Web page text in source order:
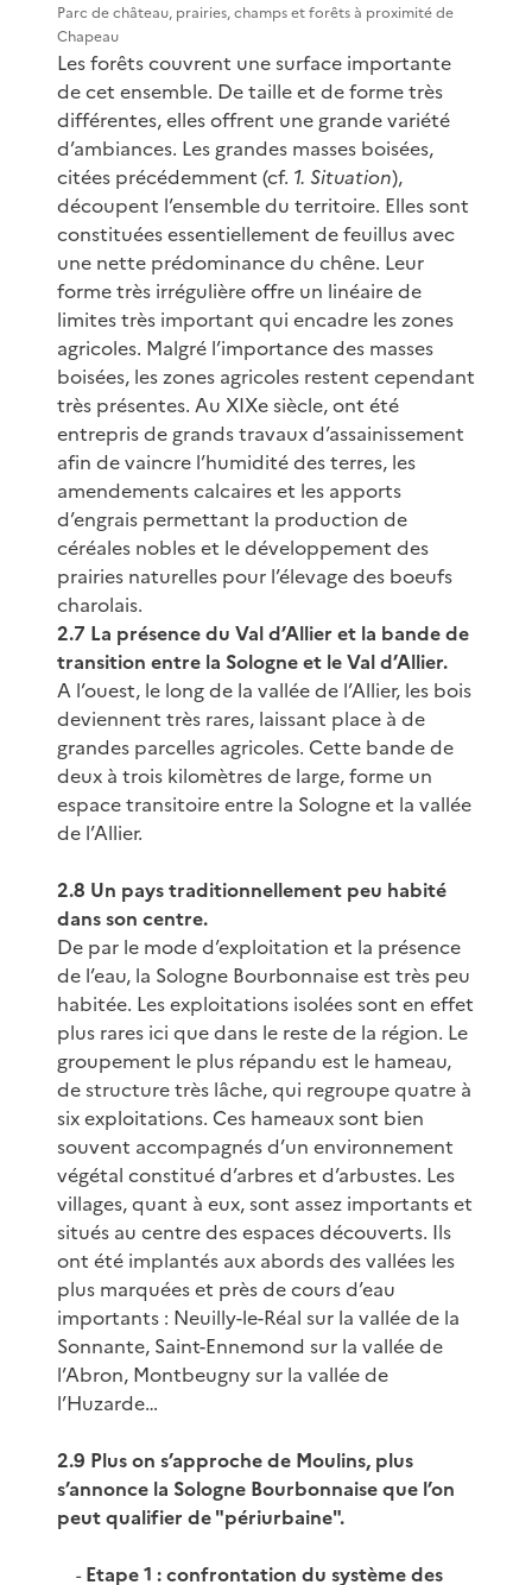
Parc de château, prairies, champs et forêts à proximité de
Chapeau
Les forêts couvrent une surface importante
de cet ensemble. De taille et de forme très
différentes, elles offrent une grande variété
d’ambiances. Les grandes masses boisées,
citées précédemment (cf. 1. Situation),
découpent l’ensemble du territoire. Elles sont
constituées essentiellement de feuillus avec
une nette prédominance du chêne. Leur
forme très irrégulière offre un linéaire de
limites très important qui encadre les zones
agricoles. Malgré l’importance des masses
boisées, les zones agricoles restent cependant
très présentes. Au XIXe siècle, ont été
entrepris de grands travaux d’assainissement
afin de vaincre l’humidité des terres, les
amendements calcaires et les apports
d’engrais permettant la production de
céréales nobles et le développement des
prairies naturelles pour l’élevage des boeufs
charolais.
2.7 La présence du Val d’Allier et la bande de
transition entre la Sologne et le Val d’Allier.
A l’ouest, le long de la vallée de l’Allier, les bois
deviennent très rares, laissant place à de
grandes parcelles agricoles. Cette bande de
deux à trois kilomètres de large, forme un
espace transitoire entre la Sologne et la vallée
de l’Allier.
2.8 Un pays traditionnellement peu habité
dans son centre.
De par le mode d’exploitation et la présence
de l’eau, la Sologne Bourbonnaise est très peu
habitée. Les exploitations isolées sont en effet
plus rares ici que dans le reste de la région. Le
groupement le plus répandu est le hameau,
de structure très lâche, qui regroupe quatre à
six exploitations. Ces hameaux sont bien
souvent accompagnés d’un environnement
végétal constitué d’arbres et d’arbustes. Les
villages, quant à eux, sont assez importants et
situés au centre des espaces découverts. Ils
ont été implantés aux abords des vallées les
plus marquées et près de cours d’eau
importants : Neuilly-le-Réal sur la vallée de la
Sonnante, Saint-Ennemond sur la vallée de
l’Abron, Montbeugny sur la vallée de
l’Huzarde…
2.9 Plus on s’approche de Moulins, plus
s’annonce la Sologne Bourbonnaise que l’on
peut qualifier de "périurbaine".
- Etape 1 : confrontation du système des